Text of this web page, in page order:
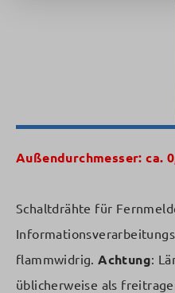
Außendurchmesser: ca.
Schaltdrähte für
flammwidrig.Achtung:
üblicherweise als